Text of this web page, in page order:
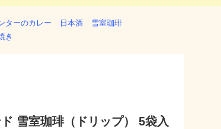
ターのカレー 日本酒
雪室珈琲
き
雪室珈琲（ドリップ） 5袋入